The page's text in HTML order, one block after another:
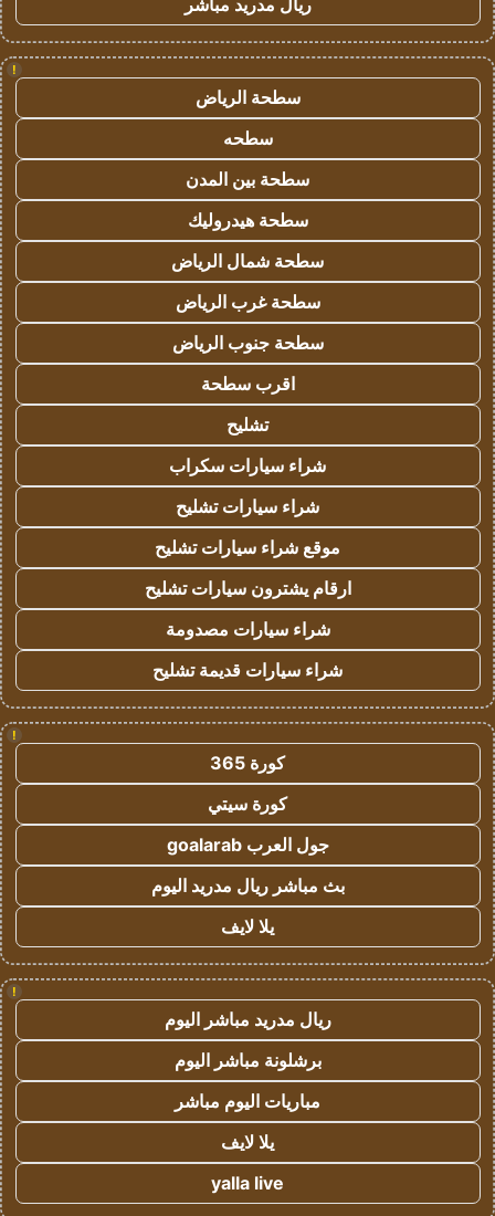
ريال مدريد مباشر
!
سطحة الرياض
سطحه
سطحة بين المدن
سطحة هيدروليك
سطحة شمال الرياض
سطحة غرب الرياض
سطحة جنوب الرياض
اقرب سطحة
تشليح
شراء سيارات سكراب
شراء سيارات تشليح
موقع شراء سيارات تشليح
ارقام يشترون سيارات تشليح
شراء سيارات مصدومة
شراء سيارات قديمة تشليح
!
كورة 365
كورة سيتي
جول العرب goalarab
بث مباشر ريال مدريد اليوم
يلا لايف
!
ريال مدريد مباشر اليوم
برشلونة مباشر اليوم
مباريات اليوم مباشر
يلا لايف
yalla live